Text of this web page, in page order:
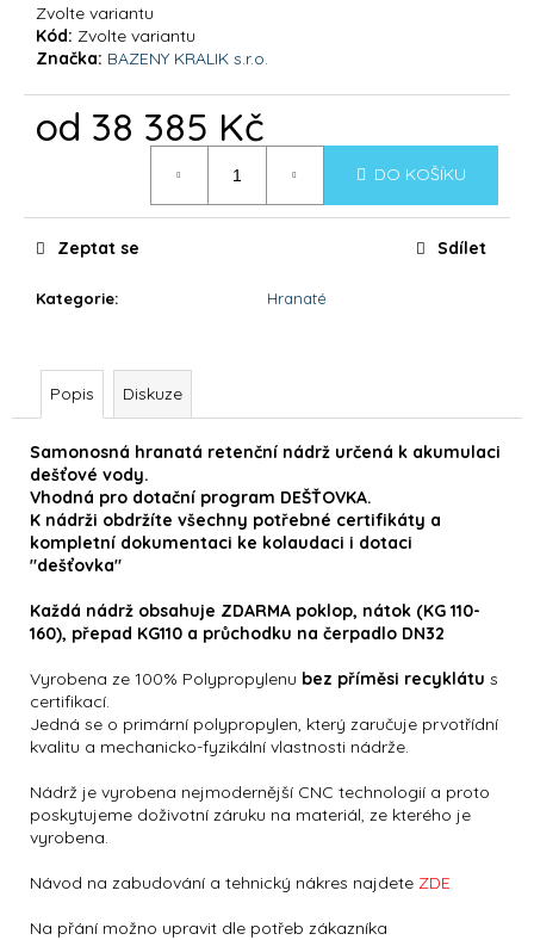
Zvolte variantu
Kód: Zvolte variantu
Značka: BAZENY KRALIK s.r.o.
od 38 385 Kč
DO KOŠÍKU
Kategorie: Hranaté
Zeptat se Sdílet
Popis Diskuze
Samonosná hranatá retenční nádrž určená k akumulaci
dešťové vody.
Vhodná pro dotační program DEŠŤOVKA.
K nádrži obdržíte všechny potřebné certifikáty a
kompletní dokumentaci ke kolaudaci i dotaci
"dešťovka"
Každá nádrž obsahuje ZDARMA poklop, nátok (KG 110-
160), přepad KG110 a průchodku na čerpadlo DN32
Vyrobena ze 100% Polypropylenu bez příměsi recyklátu s
certifikací.
Jedná se o primární polypropylen, který zaručuje prvotřídní
kvalitu a mechanicko-fyzikální vlastnosti nádrže.
Nádrž je vyrobena nejmodernější CNC technologií a proto
poskytujeme doživotní záruku na materiál, ze kterého je
vyrobena.
Návod na zabudování a tehnický nákres najdete ZDE
Na přání možno upravit dle potřeb zákazníka
u
e
DOLPHIN
200
Kč